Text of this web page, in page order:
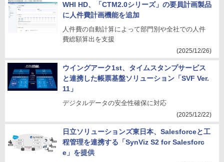
WHI HD、「CTM2.0シリーズ」の要員計画製品
に人件費計画機能を追加
人件費の自動計算によって部門別や全社での人件
費総額算出を支援
(2025/12/26)
ウイングアーク1st、タイムスタンプサービス
と連携した帳票基盤ソリューション「SVF Ver.
11」
デジタルデータの安全性確保に対応
(2025/12/22)
日立ソリューションズ東日本、Salesforceと工
程管理を連携する「SynViz S2 for Salesforc
e」を提供